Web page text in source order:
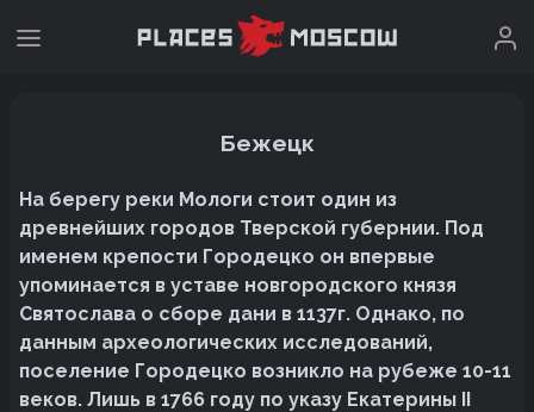
Бежецк
На берегу реки Мологи стоит один из
древнейших городов Тверской губернии. Под
именем крепости Городецко он впервые
упоминается в уставе новгородского князя
Святослава о сборе дани в 1137г. Однако, по
данным археологических исследований,
поселение Городецко возникло на рубеже 10-11
веков. Лишь в 1766 году по указу Екатерины II